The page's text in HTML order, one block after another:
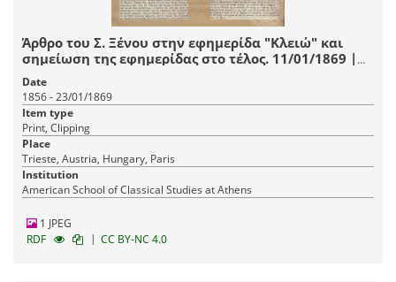
Άρθρο του Σ. Ξένου στην εφημερίδα "Κλειώ" και
σημείωση της εφημερίδας στο τέλος. 11/01/1869 |
23/01/1869
Date
1856 - 23/01/1869
Item type
Print, Clipping
Place
Trieste, Austria, Hungary, Paris
Institution
American School of Classical Studies at Athens
1 JPEG
RDF
| CC BY-NC 4.0